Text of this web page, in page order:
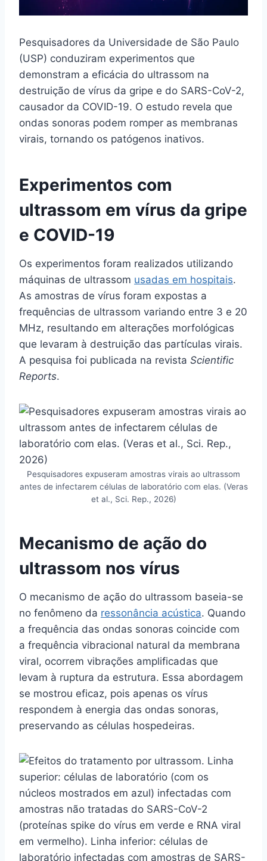
Pesquisadores da Universidade de São Paulo
(USP) conduziram experimentos que
demonstram a eficácia do ultrassom na
destruição de vírus da gripe e do SARS-CoV-2,
causador da COVID-19. O estudo revela que
ondas sonoras podem romper as membranas
virais, tornando os patógenos inativos.
Experimentos com
ultrassom em vírus da gripe
e COVID-19
Os experimentos foram realizados utilizando
máquinas de ultrassom usadas em hospitais.
As amostras de vírus foram expostas a
frequências de ultrassom variando entre 3 e 20
MHz, resultando em alterações morfológicas
que levaram à destruição das partículas virais.
A pesquisa foi publicada na revista Scientific
Reports.
Pesquisadores expuseram amostras virais ao ultrassom
antes de infectarem células de laboratório com elas. (Veras
et al., Sci. Rep., 2026)
Mecanismo de ação do
ultrassom nos vírus
O mecanismo de ação do ultrassom baseia-se
no fenômeno da ressonância acústica. Quando
a frequência das ondas sonoras coincide com
a frequência vibracional natural da membrana
viral, ocorrem vibrações amplificadas que
levam à ruptura da estrutura. Essa abordagem
se mostrou eficaz, pois apenas os vírus
respondem à energia das ondas sonoras,
preservando as células hospedeiras.